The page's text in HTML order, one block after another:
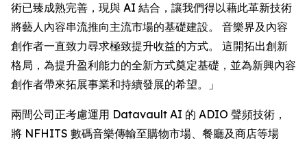
術已臻成熟完善，現與 AI 結合，讓我們得以藉此革新技術
將藝人內容串流推向主流市場的基礎建設。 音樂界及內容
創作者一直致力尋求極致提升收益的方式。 這開拓出創新
格局，為提升盈利能力的全新方式奠定基礎，並為新興內容
創作者帶來拓展事業和持續發展的希望。」
兩間公司正考慮運用 Datavault AI 的 ADIO 聲頻技術，
將 NFHITS 數碼音樂傳輸至購物市場、餐廳及商店等場